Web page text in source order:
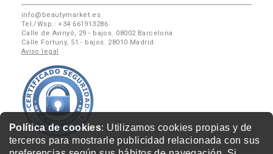
Política de cookies: Utilizamos cookies propias y de
terceros para mostrarle publicidad relacionada con sus
info@beautymarket.es
Tel./Wsp.: +34 661913286
Calle de Avinyó, 29 - bajos. 08002 Barcelona
Calle Fortuny, 51 - bajos. 28010 Madrid
Aviso legal